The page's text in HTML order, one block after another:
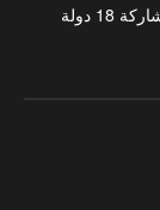
دولة